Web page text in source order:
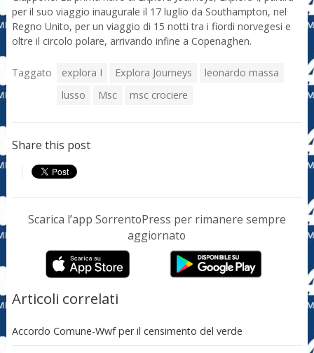
per il suo viaggio inaugurale il 17 luglio da Southampton, nel
Regno Unito, per un viaggio di 15 notti tra i fiordi norvegesi e
oltre il circolo polare, arrivando infine a Copenaghen.
Taggato explora I Explora Journeys
leonardo massa
lusso
Msc msc crociere
Share this post
Scarica l’app SorrentoPress per rimanere sempre
aggiornato
Articoli correlati
Accordo Comune-Wwf per il censimento del verde